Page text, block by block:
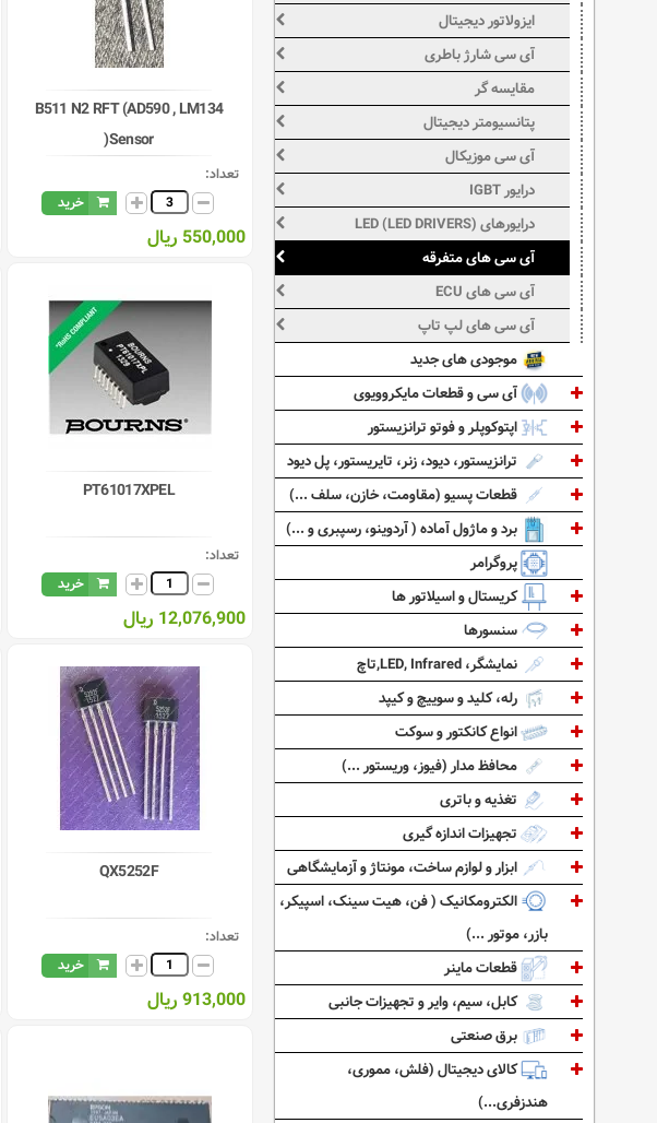
B511 N2 RFT (AD590 , LM134
)Sensor
تعداد:
خرید
550,000 ریال
PT61017XPEL
تعداد:
خرید
12,076,900 ریال
QX5252F
تعداد:
خرید
913,000 ریال
ایزولاتور دیجیتال
آی سی شارژ باطری
مقایسه گر
پتانسیومتر دیجیتال
آی سی موزیکال
درایور IGBT
درایورهای LED (LED DRIVERS)
آی سی های متفرقه
آی سی های ECU
آی سی های لپ تاپ
موجودی های جدید
آی سی و قطعات مایکروویوی
اپتوکوپلر و فوتو ترانزیستور
ترانزیستور، دیود، زنر، تایریستور، پل دیود
قطعات پسیو (مقاومت، خازن، سلف ...)
برد و ماژول آماده ( آردوینو، رسپبری و ...)
پروگرامر
کریستال و اسیلاتور ها
سنسورها
نمایشگر، LED, Infrared,تاچ
رله، کلید و سوییچ و کیپد
انواع کانکتور و سوکت
محافظ مدار (فیوز، وریستور ...)
تغذیه و باتری
تجهیزات اندازه گیری
ابزار و لوازم ساخت، مونتاژ و آزمایشگاهی
الکترومکانیک ( فن، هیت سینک، اسپیکر،
بازر، موتور ...)
قطعات ماینر
کابل، سیم، وایر و تجهیزات جانبی
برق صنعتی
کالای دیجیتال (فلش، مموری،
هندزفری...)